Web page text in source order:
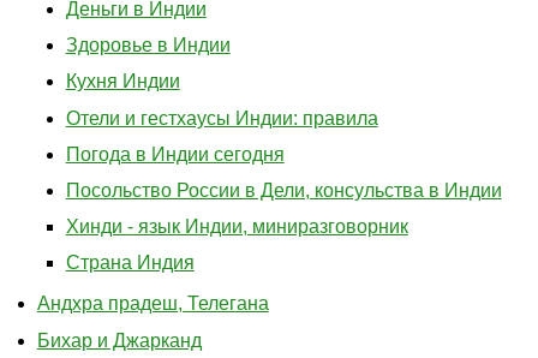
Деньги в Индии
Здоровье в Индии
Кухня Индии
Отели и гестхаусы Индии: правила
Погода в Индии сегодня
Посольство России в Дели, консульства в Индии
Хинди - язык Индии, миниразговорник
Страна Индия
Андхра прадеш, Телегана
Бихар и Джарканд